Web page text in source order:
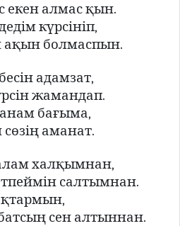
екен алмас қын.
күрсініп,
ақын болмаспын.
адамзат,
жамандап.
бағыма,
аманат.
халқымнан,
салтымнан.
сен алтыннан.